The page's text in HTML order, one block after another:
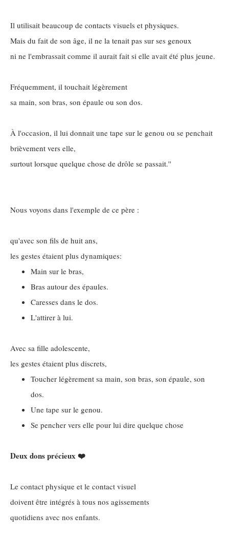
Il utilisait beaucoup de contacts visuels et physiques.
Mais du fait de son âge, il ne la tenait pas sur ses genoux
ni ne l'embrassait comme il aurait fait si elle avait été plus jeune.
Fréquemment, il touchait légèrement
sa main, son bras, son épaule ou son dos.
À l'occasion, il lui donnait une tape sur le genou ou se penchait
brièvement vers elle,
surtout lorsque quelque chose de drôle se passait.''
Nous voyons dans l'exemple de ce père :
qu'avec son fils de huit ans,
les gestes étaient plus dynamiques:
Main sur le bras,
Bras autour des épaules.
Caresses dans le dos.
L'attirer à lui.
Avec sa fille adolescente,
les gestes étaient plus discrets,
Toucher légèrement sa main, son bras, son épaule, son
dos.
Une tape sur le genou.
Se pencher vers elle pour lui dire quelque chose
Deux dons précieux ❤️
Le contact physique et le contact visuel
doivent être intégrés à tous nos agissements
quotidiens avec nos enfants.